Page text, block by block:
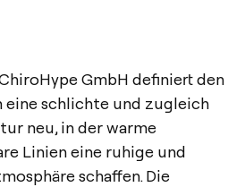
GmbH definiert den
schlichte und zugleich
neu, in der warme
Linien eine ruhige und
schaffen. Die